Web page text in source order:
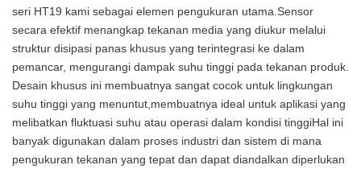
seri HT19 kami sebagai elemen pengukuran utama.Sensor
secara efektif menangkap tekanan media yang diukur melalui
struktur disipasi panas khusus yang terintegrasi ke dalam
pemancar, mengurangi dampak suhu tinggi pada tekanan produk.
Desain khusus ini membuatnya sangat cocok untuk lingkungan
suhu tinggi yang menuntut,membuatnya ideal untuk aplikasi yang
melibatkan fluktuasi suhu atau operasi dalam kondisi tinggiHal ini
banyak digunakan dalam proses industri dan sistem di mana
pengukuran tekanan yang tepat dan dapat diandalkan diperlukan